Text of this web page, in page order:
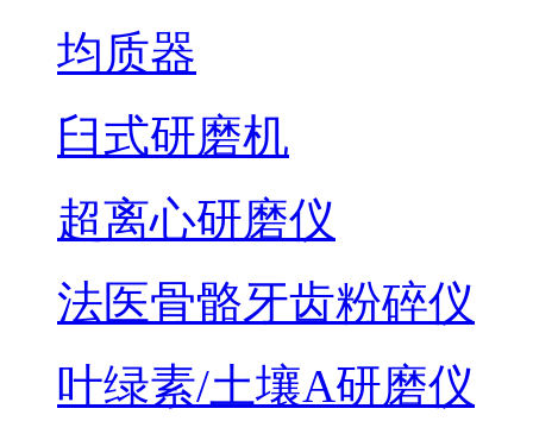
均质器
臼式研磨机
超离心研磨仪
法医骨骼牙齿粉碎仪
叶绿素/土壤A研磨仪